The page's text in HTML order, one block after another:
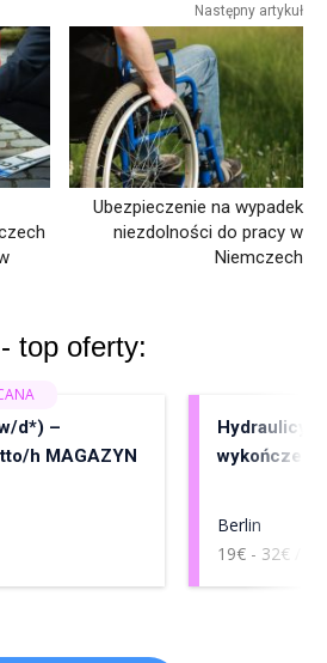
Następny artykuł
Ubezpieczenie na wypadek
niezdolności do pracy w
Niemczech
top oferty:
d*) –
h MAGAZYN
Hydraulicy,
Berlin
19€ - 32€ / h